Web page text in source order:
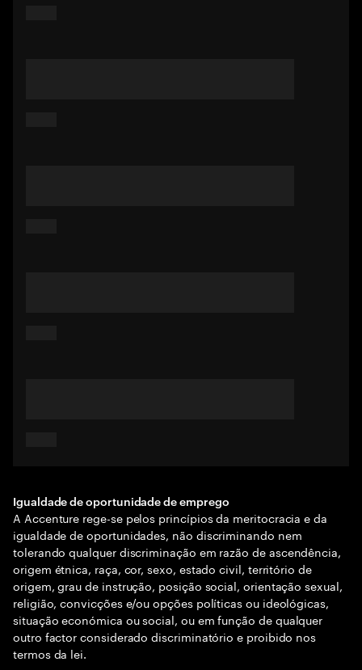
Igualdade de oportunidade de emprego
A Accenture rege-se pelos princípios da meritocracia e da
igualdade de oportunidades, não discriminando nem
tolerando qualquer discriminação em razão de ascendência,
origem étnica, raça, cor, sexo, estado civil, território de
origem, grau de instrução, posição social, orientação sexual,
religião, convicções e/ou opções políticas ou ideológicas,
situação económica ou social, ou em função de qualquer
outro factor considerado discriminatório e proibido nos
termos da lei.